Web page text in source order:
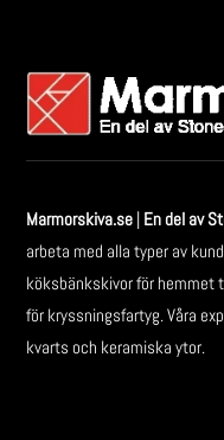
Marmorskiva.se | En del av
arbeta med alla typer av
köksbänkskivor för hemmet
för kryssningsfartyg. Våra
kvarts och keramiska ytor.